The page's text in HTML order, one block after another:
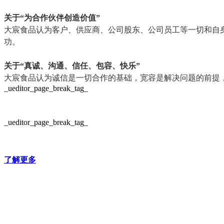
关于“为合作伙伴创造价值”
大宸食品认为客户、供应商、公司股东、公司员工等一切和
功。
关于“真诚、沟通、信任、包容、快乐”
大宸食品认为诚信是一切合作的基础，宽容是解决问题的前
_ueditor_page_break_tag_
_ueditor_page_break_tag_
了解更多